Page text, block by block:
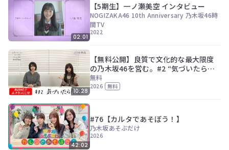
02:01
【5期生】一ノ瀬美空 インタビュー
NOGIZAKA46 10th Anniversary 乃木坂46時
間TV
2022
10:28
【無料公開】良質で文化的な最大限度
の乃木坂46を営む。#2 “気づいたら片
想い” Music Video
無料
2026 無料
42:02
#76【カルタであそぼう！】
乃木坂あそぶだけ
2026